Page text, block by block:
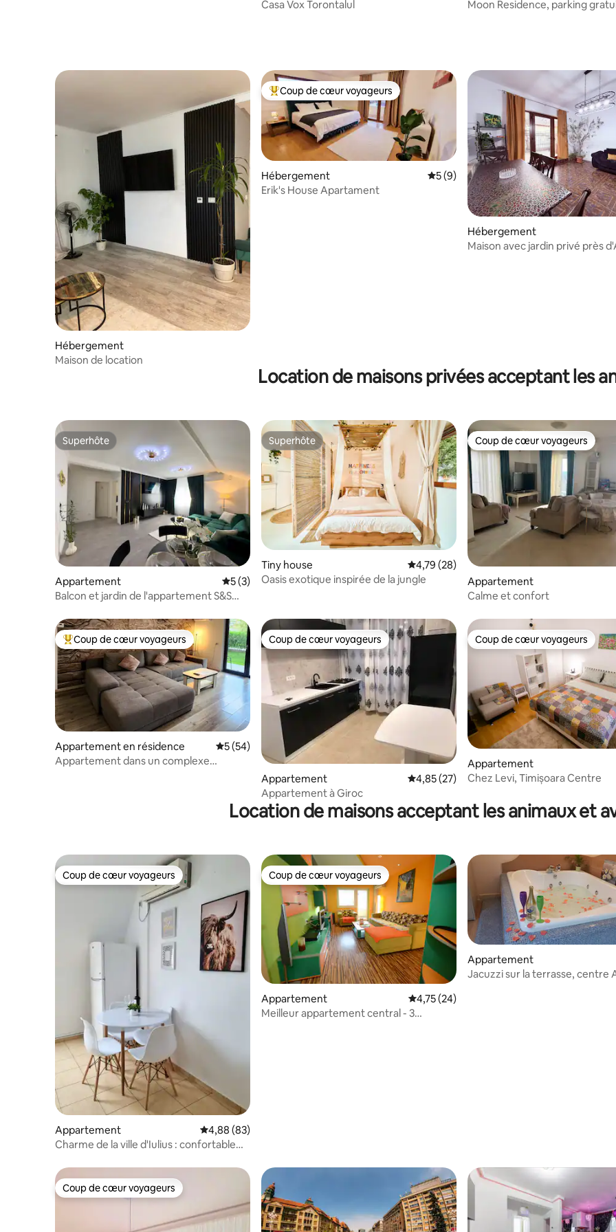
Casa Vox Torontalul
Moon Residence, parking
Hébergement
Maison de location
Coups de cœur voyageurs les plus appréciés
Coup de cœur voyageurs
Hébergement Évaluation moyenne sur la base de 9
5 (9)
Erik's House Apartament
Hébergement
Maison avec jardin privé près
Location de maisons privées acceptant les
Superhôte
Superhôte
Appartement Évaluation moyenne sur la base de 3 commentaires : 5 sur 5
5 (3)
Balcon et jardin de l'appartement S&S
Superhôte
Superhôte
Tiny house Évaluation moyenne sur la base de 28
4,79 (28)
Oasis exotique inspirée de la jungle
Coup de cœur voyageurs
Coup de cœur voyageurs
Appartement
Calme et confort
Coups de cœur voyageurs les plus appréciés
Coup de cœur voyageurs
Appartement en résidence Évaluation moyenne sur la base de 54 commentaires : 5 sur 5
5 (54)
Appartement dans un complexe
Coup de cœur voyageurs
Coup de cœur voyageurs
Appartement Évaluation moyenne sur la base de 27
4,85 (27)
Appartement à Giroc
Coup de cœur voyageurs
Coup de cœur voyageurs
Appartement
Chez Levi, Timișoara Centre
Location de maisons acceptant les animaux et
Coup de cœur voyageurs
Coup de cœur voyageurs
Appartement Évaluation moyenne sur la base de 83 commentaires : 4,88 sur 5
4,88 (83)
Charme de la ville d'Iulius : confortable
Coup de cœur voyageurs
Coup de cœur voyageurs
Appartement Évaluation moyenne sur la base de 24
4,75 (24)
Meilleur appartement central - 3
Appartement
Jacuzzi sur la terrasse, centre
Coup de cœur voyageurs
Coup de cœur voyageurs